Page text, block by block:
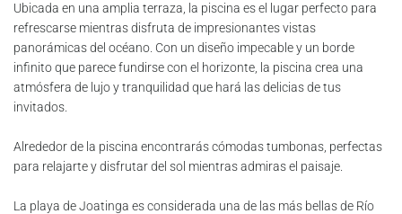
Ubicada en una amplia terraza, la piscina es el lugar perfecto para
refrescarse mientras disfruta de impresionantes vistas
panorámicas del océano. Con un diseño impecable y un borde
infinito que parece fundirse con el horizonte, la piscina crea una
atmósfera de lujo y tranquilidad que hará las delicias de tus
invitados.
Alrededor de la piscina encontrarás cómodas tumbonas, perfectas
para relajarte y disfrutar del sol mientras admiras el paisaje.
La playa de Joatinga es considerada una de las más bellas de Río